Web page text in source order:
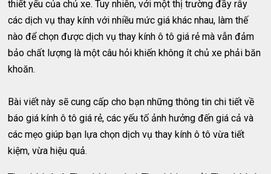
thiết yếu của chủ xe. Tuy nhiên, với một thị trường đầy rẫy
các dịch vụ thay kính với nhiều mức giá khác nhau, làm thế
nào để chọn được dịch vụ thay kính ô tô giá rẻ mà vẫn đảm
bảo chất lượng là một câu hỏi khiến không ít chủ xe phải băn
khoăn.
Bài viết này sẽ cung cấp cho bạn những thông tin chi tiết về
báo giá kính ô tô giá rẻ, các yếu tố ảnh hưởng đến giá cả và
các mẹo giúp bạn lựa chọn dịch vụ thay kính ô tô vừa tiết
kiệm, vừa hiệu quả.